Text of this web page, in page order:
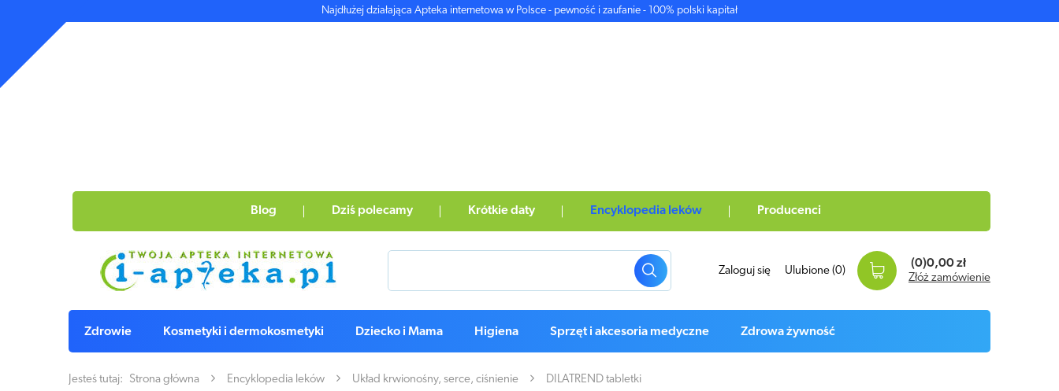
Najdłużej działająca Apteka internetowa w Polsce - pewność i zaufanie - 100% polski kapitał
Blog Dziś polecamy Krótkie daty Encyklopedia leków Producenci
Zaloguj się Ulubione (0)
(0)0,00 zł
Złóż zamówienie
Zdrowie Kosmetyki i dermokosmetyki Dziecko i Mama Higiena Sprzęt i akcesoria medyczne Zdrowa żywność
Jesteś tutaj: Strona główna Encyklopedia leków Układ krwionośny, serce, ciśnienie DILATREND tabletki